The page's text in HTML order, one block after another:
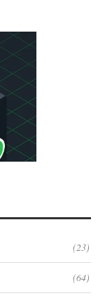
(23)
(64)